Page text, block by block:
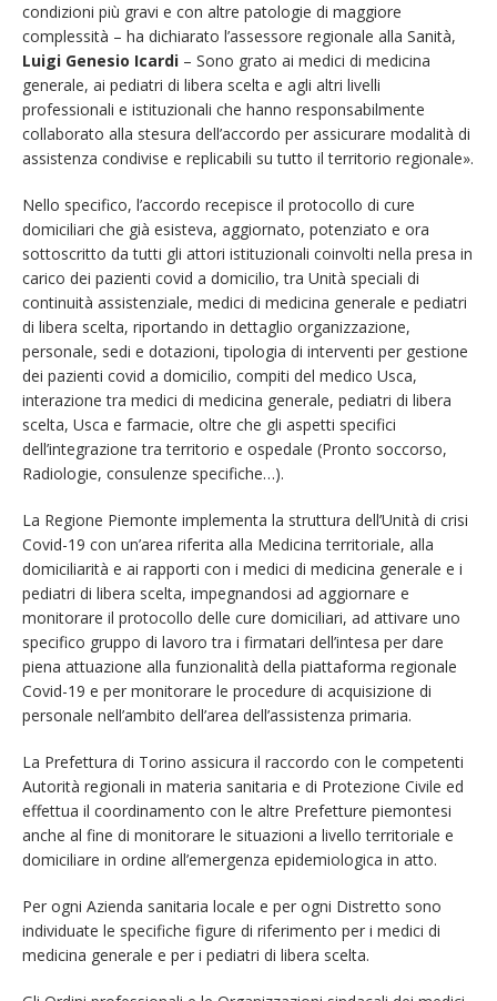
condizioni più gravi e con altre patologie di maggiore
complessità – ha dichiarato l’assessore regionale alla Sanità,
Luigi Genesio Icardi – Sono grato ai medici di medicina
generale, ai pediatri di libera scelta e agli altri livelli
professionali e istituzionali che hanno responsabilmente
collaborato alla stesura dell’accordo per assicurare modalità di
assistenza condivise e replicabili su tutto il territorio regionale».
Nello specifico, l’accordo recepisce il protocollo di cure
domiciliari che già esisteva, aggiornato, potenziato e ora
sottoscritto da tutti gli attori istituzionali coinvolti nella presa in
carico dei pazienti covid a domicilio, tra Unità speciali di
continuità assistenziale, medici di medicina generale e pediatri
di libera scelta, riportando in dettaglio organizzazione,
personale, sedi e dotazioni, tipologia di interventi per gestione
dei pazienti covid a domicilio, compiti del medico Usca,
interazione tra medici di medicina generale, pediatri di libera
scelta, Usca e farmacie, oltre che gli aspetti specifici
dell’integrazione tra territorio e ospedale (Pronto soccorso,
Radiologie, consulenze specifiche…).
La Regione Piemonte implementa la struttura dell’Unità di crisi
Covid-19 con un’area riferita alla Medicina territoriale, alla
domiciliarità e ai rapporti con i medici di medicina generale e i
pediatri di libera scelta, impegnandosi ad aggiornare e
monitorare il protocollo delle cure domiciliari, ad attivare uno
specifico gruppo di lavoro tra i firmatari dell’intesa per dare
piena attuazione alla funzionalità della piattaforma regionale
Covid-19 e per monitorare le procedure di acquisizione di
personale nell’ambito dell’area dell’assistenza primaria.
La Prefettura di Torino assicura il raccordo con le competenti
Autorità regionali in materia sanitaria e di Protezione Civile ed
effettua il coordinamento con le altre Prefetture piemontesi
anche al fine di monitorare le situazioni a livello territoriale e
domiciliare in ordine all’emergenza epidemiologica in atto.
Per ogni Azienda sanitaria locale e per ogni Distretto sono
individuate le specifiche figure di riferimento per i medici di
medicina generale e per i pediatri di libera scelta.